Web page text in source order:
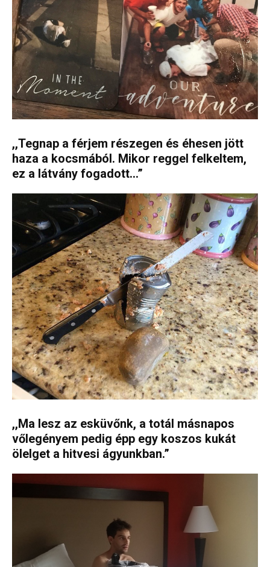
,,Tegnap a férjem részegen és éhesen jött
haza a kocsmából. Mikor reggel felkeltem,
ez a látvány fogadott…”
,,Ma lesz az esküvőnk, a totál másnapos
vőlegényem pedig épp egy koszos kukát
ölelget a hitvesi ágyunkban.”